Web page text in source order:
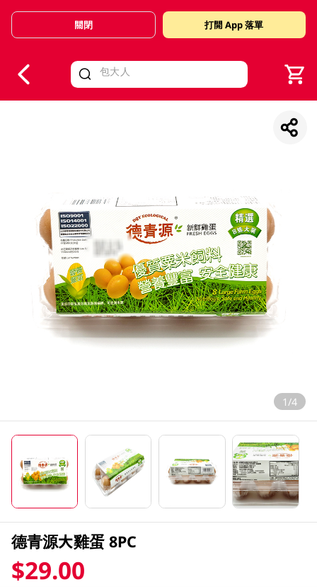
Valid Until 30 June 2026
關閉 打開 App 落單
1/4
德青源大雞蛋 8PC
$29.00